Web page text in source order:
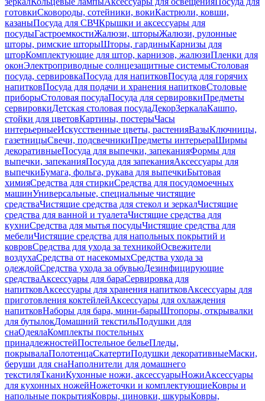
готовкиСковороды, сотейники, вокиКастрюли, ковши,
казаныПосуда для СВЧКрышки и аксессуары для
посудыГастроемкостиЖалюзи, шторыЖалюзи, рулонные
шторы, римские шторыШторы, гардиныКарнизы для
шторКомплектующие для штор, карнизов, жалюзиПленки для
оконЭлектроприводные солнцезащитные системыСтоловая
посуда, сервировкаПосуда для напитковПосуда для горячих
напитковПосуда для подачи и хранения напитковСтоловые
приборыСтоловая посудаПосуда для сервировкиПредметы
сервировкиДетская столовая посудаДекорЗеркалаКашпо,
стойки для цветовКартины, постерыЧасы
интерьерныеИскусственные цветы, растенияВазыКлючницы,
газетницыСвечи, подсвечникиПредметы интерьераШирмы
декоративныеПосуда для выпечки, запеканияФормы для
выпечки, запеканияПосуда для запеканияАксессуары для
выпечкиБумага, фольга, рукава для выпечкиБытовая
химияСредства для стиркиСредства для посудомоечных
машинУниверсальные, специальные чистящие
средстваЧистящие средства для стекол и зеркалЧистящие
средства для ванной и туалетаЧистящие средства для
кухниСредства для мытья посудыЧистящие средства для
мебелиЧистящие средства для напольных покрытий и
ковровСредства для ухода за техникойОсвежители
воздухаСредства от насекомыхСредства ухода за
одеждойСредства ухода за обувьюДезинфицирующие
средстваАксессуары для бараСервировка для
напитковАксессуары для хранения напитковАксессуары для
приготовления коктейлейАксессуары для охлаждения
напитковНаборы для бара, мини-барыШтопоры, открывалки
для бутылокДомашний текстильПодушки для
снаОдеялаКомплекты постельных
принадлежностейПостельное бельеПледы,
покрывалаПолотенцаСкатертиПодушки декоративныеМаски,
беруши для снаНаполнители для домашнего
текстиляТканиКухонные ножи, аксессуарыНожиАксессуары
для кухонных ножейНожеточки и комплектующиеКовры и
напольные покрытияКовры, циновки, шкурыКовры,